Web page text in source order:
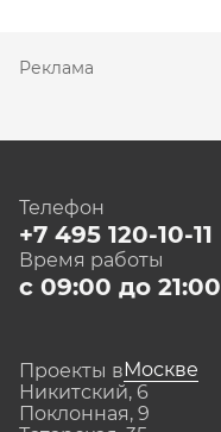
Реклама
Телефон
+7 495 120-10-11
Время работы
с 09:00 до 21:00
Проекты вМоскве
Никитский, 6
Поклонная, 9